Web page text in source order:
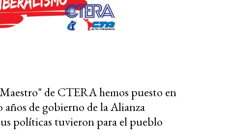
de CTERA hemos puesto en
años de gobierno de la Alianza
políticas tuvieron para el pueblo